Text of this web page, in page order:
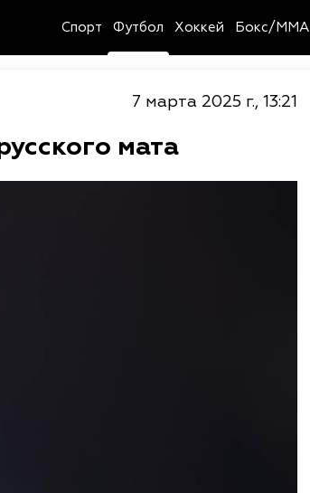
Спорт Футбол Хоккей Бокс/MMA
7 марта 2025 г., 13:21
мата